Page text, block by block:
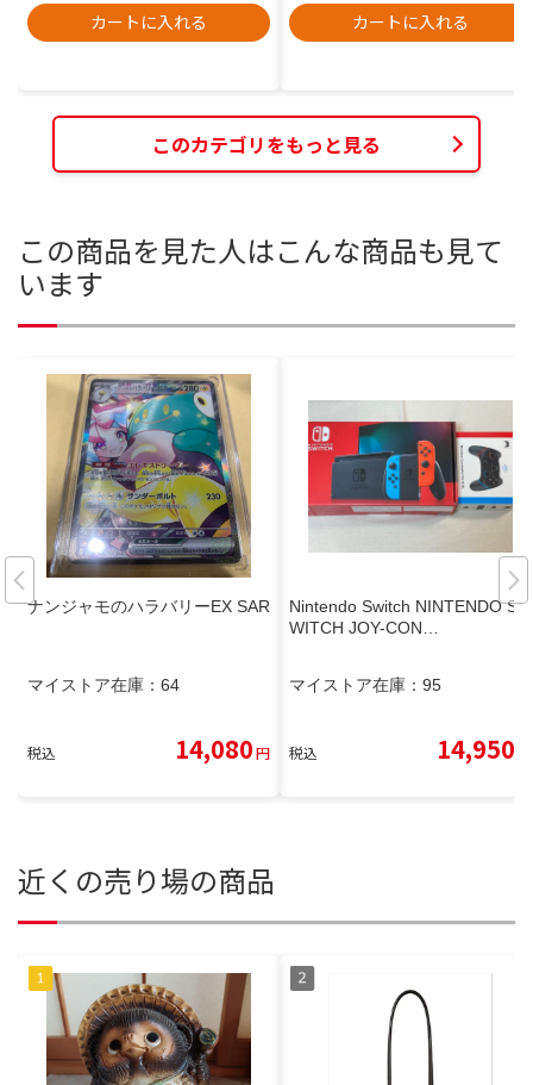
カートに入れる カートに入れる
このカテゴリをもっと見る
この商品を見た人はこんな商品も見て
います
ナンジャモのハラバリーEX SAR
マイストア在庫： 64
税込 14,080円
Nintendo Switch NINTENDO S
WITCH JOY-CON…
マイストア在庫： 95
税込 14,950
近くの売り場の商品